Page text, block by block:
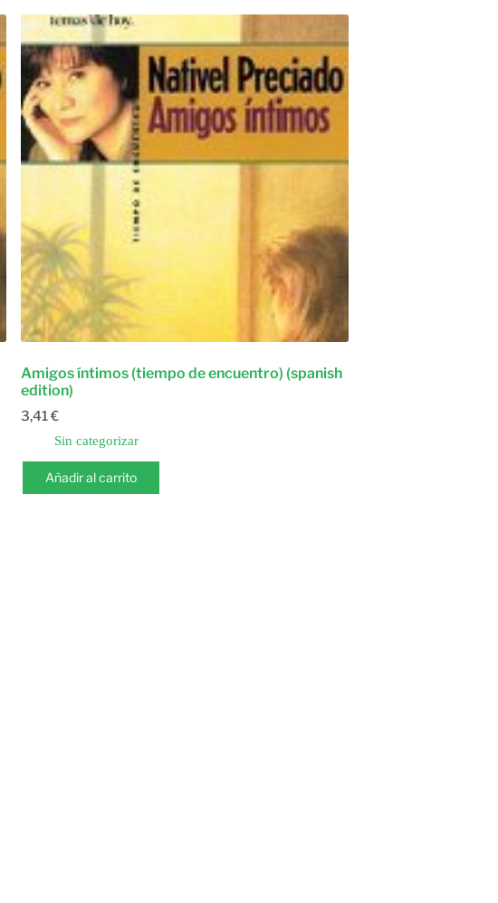
Amigos íntimos (tiempo de encuentro) (spanish
edition)
3,41€
Sin categorizar
Añadir al carrito